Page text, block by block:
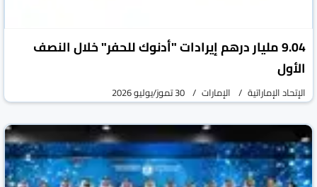
9.04 مليار درهم إيرادات "أدنوك للحفر" خلال النصف
الأول
الإتحاد الإماراتية الإمارات 30 تموز/يوليو 2026